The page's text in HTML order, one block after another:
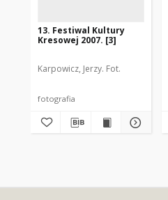
13. Festiwal Kultury
Kresowej 2007. [3]
Karpowicz, Jerzy. Fot.
fotografia